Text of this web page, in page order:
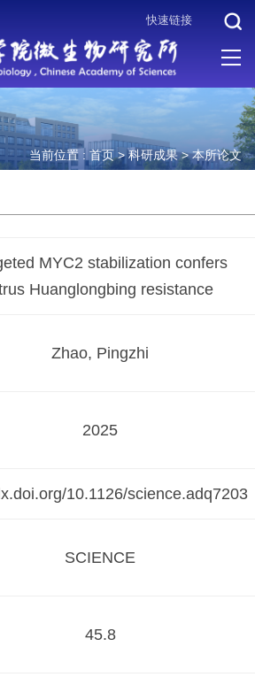
快速链接
当前位置 : 首页>科研成果>本所论文
MYC2 stabilization confers
Huanglongbing resistance
Zhao, Pingzhi
2025
10.1126/science.adq7203
SCIENCE
45.8